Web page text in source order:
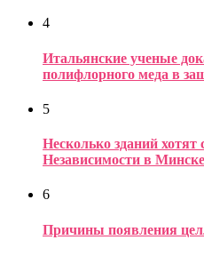
4
Итальянские ученые
полифлорного меда в
5
Несколько зданий хотят
Независимости в Минске
6
Причины появления